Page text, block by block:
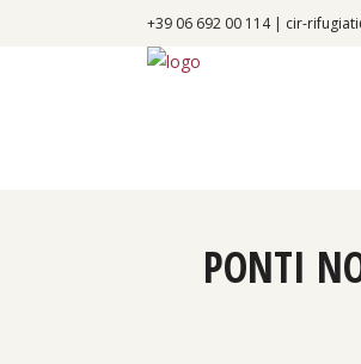
+39 06 692 00 114 | cir-
PONTI